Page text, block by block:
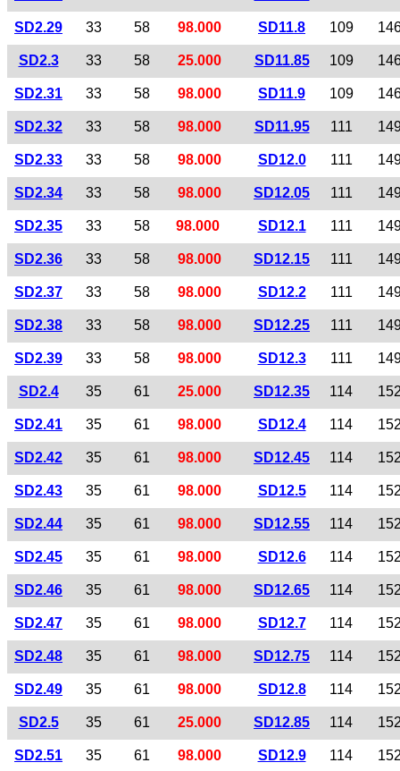
SD2.29 33 58 98.000 SD11.8 109
SD2.3 33 58 25.000 SD11.85 109
SD2.31 33 58 98.000 SD11.9 109
SD2.32 33 58 98.000 SD11.95 111
SD2.33 33 58 98.000 SD12.0 111
SD2.34 33 58 98.000 SD12.05 111
SD2.35 33 58 98.000 SD12.1 111
SD2.36 33 58 98.000 SD12.15 111
SD2.37 33 58 98.000 SD12.2 111
SD2.38 33 58 98.000 SD12.25 111
SD2.39 33 58 98.000 SD12.3 111
SD2.4 35 61 25.000 SD12.35 114
SD2.41 35 61 98.000 SD12.4 114
SD2.42 35 61 98.000 SD12.45 114
SD2.43 35 61 98.000 SD12.5 114
SD2.44 35 61 98.000 SD12.55 114
SD2.45 35 61 98.000 SD12.6 114
SD2.46 35 61 98.000 SD12.65 114
SD2.47 35 61 98.000 SD12.7 114
SD2.48 35 61 98.000 SD12.75 114
SD2.49 35 61 98.000 SD12.8 114
SD2.5 35 61 25.000 SD12.85 114
SD2.51 35 61 98.000 SD12.9 114